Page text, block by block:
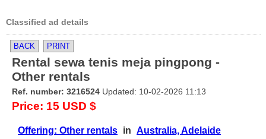
Classified ad details
BACK PRINT
Rental sewa tenis meja pingpong -
Other rentals
Ref. number: 3216524 Updated: 10-02-2026 11:13
Price: 15 USD $
Offering: Other rentals in Australia, Adelaide